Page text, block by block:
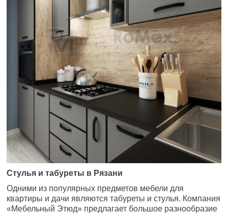
Стулья и табуреты в Рязани
Одними из популярных предметов мебели для
квартиры и дачи являются табуреты и стулья. Компания
«Мебельный Этюд» предлагает большое разнообразие